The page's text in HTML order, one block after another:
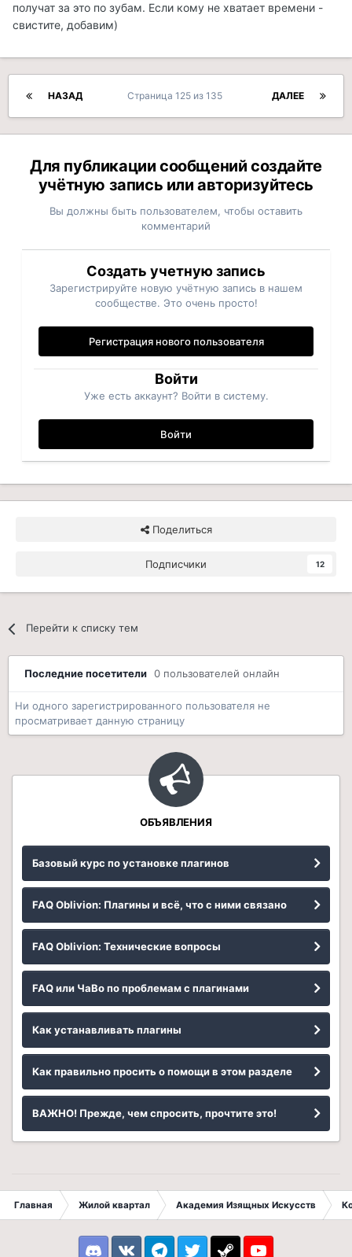
получат за это по зубам. Если кому не хватает времени -
свистите, добавим)
НАЗАД ДАЛЕЕ
Страница 125 из 135
Для публикации сообщений создайте
учётную запись или авторизуйтесь
Вы должны быть пользователем, чтобы оставить
комментарий
Создать учетную запись
Зарегистрируйте новую учётную запись в нашем
сообществе. Это очень просто!
Регистрация нового пользователя
Войти
Уже есть аккаунт? Войти в систему.
Войти
Поделиться
Подписчики 12
Перейти к списку тем
Последние посетители 0 пользователей онлайн
Ни одного зарегистрированного пользователя не
просматривает данную страницу
ОБЪЯВЛЕНИЯ
Базовый курс по установке плагинов
FAQ Oblivion: Плагины и всё, что с ними связано
FAQ Oblivion: Технические вопросы
FAQ или ЧаВо по проблемам с плагинами
Как устанавливать плагины
Как правильно просить о помощи в этом разделе
ВАЖНО! Прежде, чем спросить, прочтите это!
Главная Жилой квартал Академия Изящных Искусств